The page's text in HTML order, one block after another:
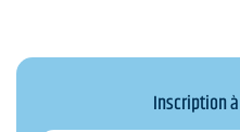
Inscription